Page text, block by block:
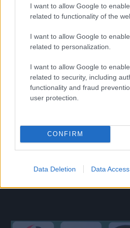
I want to allow Google to
related to functionality of the
I want to allow Google to
related to personalization.
I want to allow Google to
related to security, including
functionality and fraud
user protection.
CONFIRM
Data Deletion Data Access
Megszűnhetnek a magyar
bejelentést tett a Sepsi
támogatást kapott, miközben az első